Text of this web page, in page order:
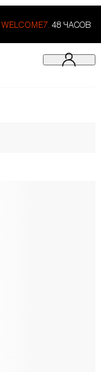
WELCOME7. 48 ЧАСОВ